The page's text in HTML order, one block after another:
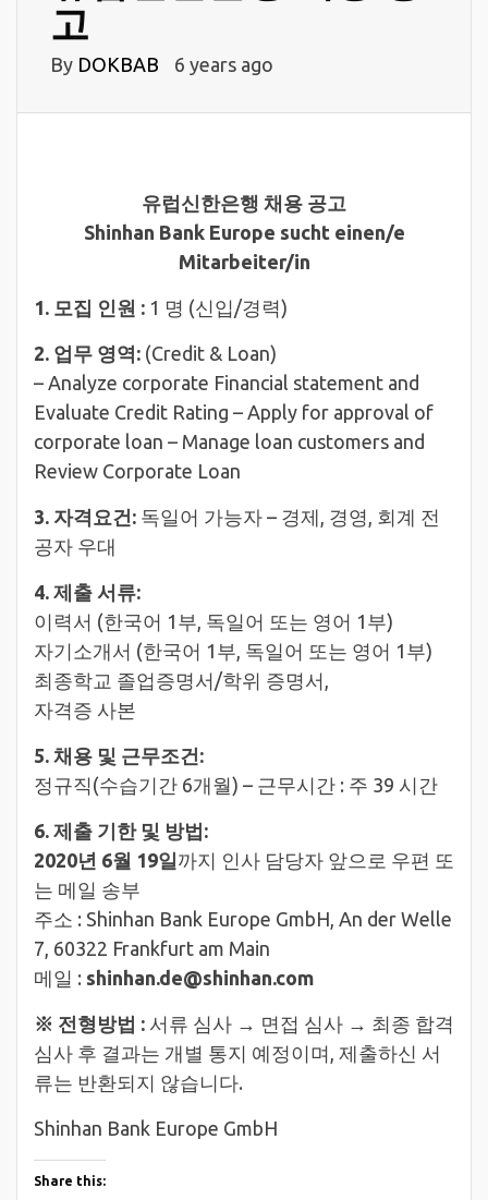
고
By DOKBAB 6 years ago
유럽신한은행 채용 공고
Shinhan Bank Europe sucht einen/e
Mitarbeiter/in
1. 모집 인원 : 1 명 (신입/경력)
2. 업무 영역: (Credit & Loan)
– Analyze corporate Financial statement and
Evaluate Credit Rating – Apply for approval of
corporate loan – Manage loan customers and
Review Corporate Loan
3. 자격요건: 독일어 가능자 – 경제, 경영, 회계 전
공자 우대
4. 제출 서류:
이력서 (한국어 1부, 독일어 또는 영어 1부)
자기소개서 (한국어 1부, 독일어 또는 영어 1부)
최종학교 졸업증명서/학위 증명서,
자격증 사본
5. 채용 및 근무조건:
정규직(수습기간 6개월) – 근무시간 : 주 39 시간
6. 제출 기한 및 방법:
2020년 6월 19일 까지 인사 담당자 앞으로 우편 또
는 메일 송부
주소 : Shinhan Bank Europe GmbH, An der Welle
7, 60322 Frankfurt am Main
메일 : shinhan.de@shinhan.com
※ 전형방법 : 서류 심사 → 면접 심사 → 최종 합격
심사 후 결과는 개별 통지 예정이며, 제출하신 서
류는 반환되지 않습니다.
Shinhan Bank Europe GmbH
Share this: